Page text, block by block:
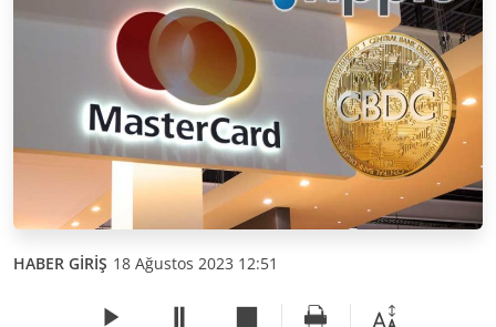
HABER GİRİŞ 18 Ağustos 2023 12:51